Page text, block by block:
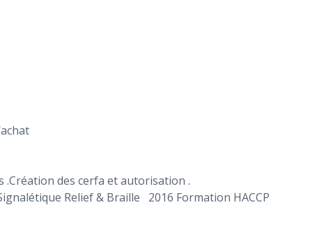
.Création des cerfa et autorisation .
Relief & Braille 2016 Formation HACCP